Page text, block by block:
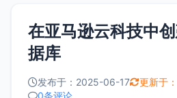
在亚马逊云科技中
据库
发布于：2025-06-17 更新于
0条评论